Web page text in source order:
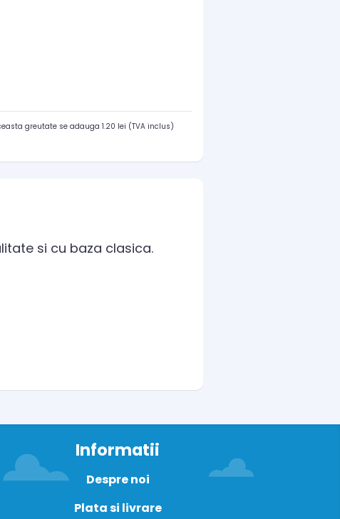
greutate se adauga 1.20 lei (TVA inclus)
si cu baza clasica.
Informatii
Despre noi
Plata si livrare